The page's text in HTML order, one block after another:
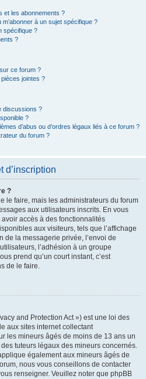
et les abonnements ?
à un sujet spécifique ?
spécifique ?
?
ce forum ?
jointes ?
discussions ?
?
d’abus ou d’ordres légaux liés à ce forum ?
du forum ?
d’inscription
?
le faire, mais les administrateurs du forum
aux utilisateurs inscrits. En vous
accès à des fonctionnalités
aux visiteurs, tels que l’affichage
de la messagerie privée, l’envoi de
l’adhésion à un groupe
prend qu’un court instant, c’est
de le faire.
and Protection Act ») est une loi des
aux sites internet collectant
les mineurs âgés de moins de 13 ans un
tuteurs légaux des mineurs concernés.
également aux mineurs âgés de
nous vous conseillons de contacter
renseigner. Veuillez noter que phpBB